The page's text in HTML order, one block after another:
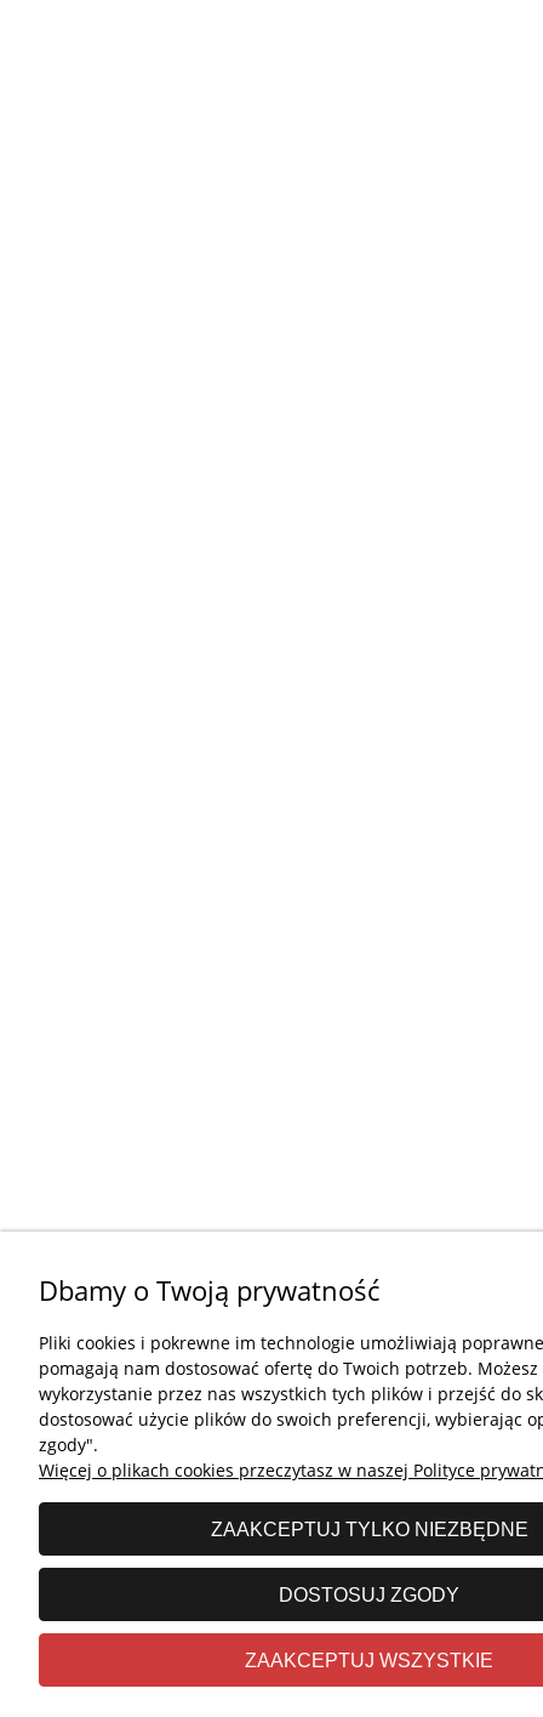
Dbamy o Twoją prywatność
Pliki cookies i pokrewne im technologie umożliwiają
pomagają nam dostosować ofertę do Twoich potrzeb. Możesz
wykorzystanie przez nas wszystkich tych plików i przejść do
dostosować użycie plików do swoich preferencji, wybierając
zgody".
Więcej o plikach cookies przeczytasz w naszej Polityce
ZAAKCEPTUJ TYLKO NIEZBĘDNE
DOSTOSUJ ZGODY
ZAAKCEPTUJ WSZYSTKIE